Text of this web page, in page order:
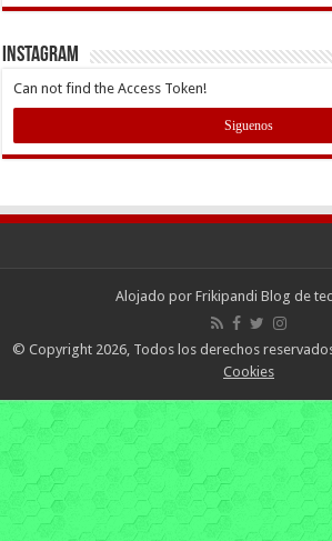
INSTAGRAM
Can not find the Access Token!
Siguenos
Alojado por Frikipandi Blog de
© Copyright 2026, Todos los derechos
Cookies